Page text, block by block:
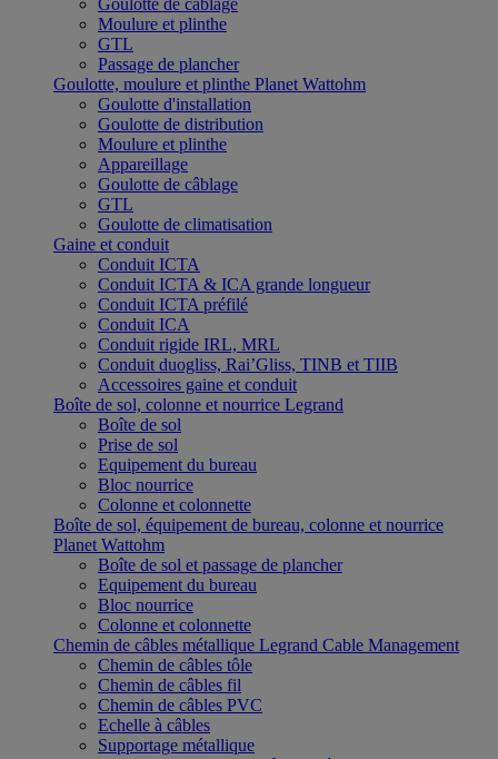
Goulotte de câblage
Moulure et plinthe
GTL
Passage de plancher
Goulotte, moulure et plinthe Planet Wattohm
Goulotte d'installation
Goulotte de distribution
Moulure et plinthe
Appareillage
Goulotte de câblage
GTL
Goulotte de climatisation
Gaine et conduit
Conduit ICTA
Conduit ICTA & ICA grande longueur
Conduit ICTA préfilé
Conduit ICA
Conduit rigide IRL, MRL
Conduit duogliss, Rai’Gliss, TINB et TIIB
Accessoires gaine et conduit
Boîte de sol, colonne et nourrice Legrand
Boîte de sol
Prise de sol
Equipement du bureau
Bloc nourrice
Colonne et colonnette
Boîte de sol, équipement de bureau, colonne et nourrice
Planet Wattohm
Boîte de sol et passage de plancher
Equipement du bureau
Bloc nourrice
Colonne et colonnette
Chemin de câbles métallique Legrand Cable Management
Chemin de câbles tôle
Chemin de câbles fil
Chemin de câbles PVC
Echelle à câbles
Supportage métallique